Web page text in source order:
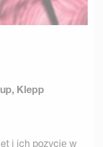
Klepp
i ich pozycję w